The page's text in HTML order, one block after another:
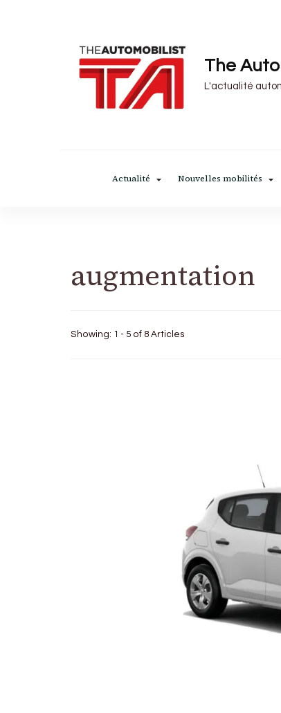
The
L'actualité
Actualité Nouvelles mobilités
augmentation
Showing: 1 - 5 of 8 Articles